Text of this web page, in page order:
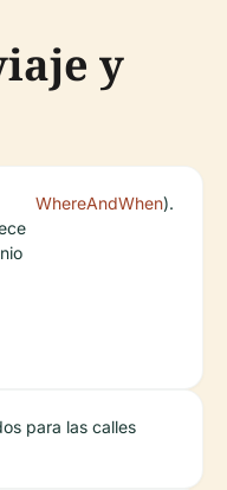
y
WhereAndWhen).
para las calles